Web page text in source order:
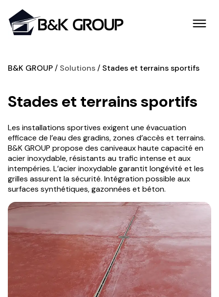
B&K GROUP Solutions Stades et terrains sportifs
Stades et terrains sportifs
Les installations sportives exigent une évacuation
efficace de l’eau des gradins, zones d’accès et terrains.
B&K GROUP propose des caniveaux haute capacité en
acier inoxydable, résistants au trafic intense et aux
intempéries. L’acier inoxydable garantit longévité et les
grilles assurent la sécurité. Intégration possible aux
surfaces synthétiques, gazonnées et béton.